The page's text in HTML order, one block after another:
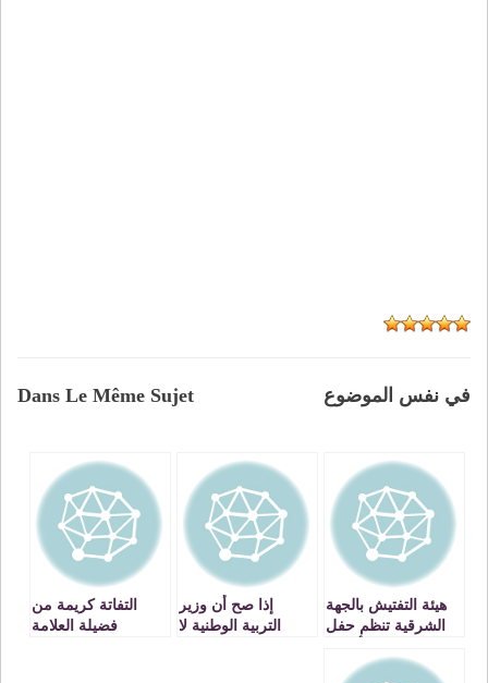
Dans Le Même Sujet في نفس الموضوع
هيئة التفتيش بالجهة
الشرقية تنظم حفل
المتقاعدين
إذا صح أن وزير
التربية الوطنية لا
التفاتة كريمة من
فضيلة العلامة